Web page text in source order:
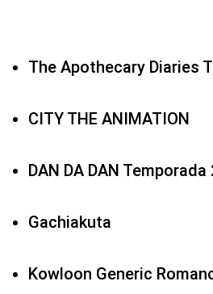
The Apothecary Diaries
CITY THE ANIMATION
DAN DA DAN Temporada
Gachiakuta
Kowloon Generic